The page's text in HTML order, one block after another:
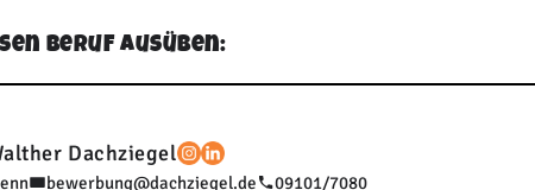
Beruf ausüben:
Dachziegel
bewerbung@dachziegel.de 09101/7080